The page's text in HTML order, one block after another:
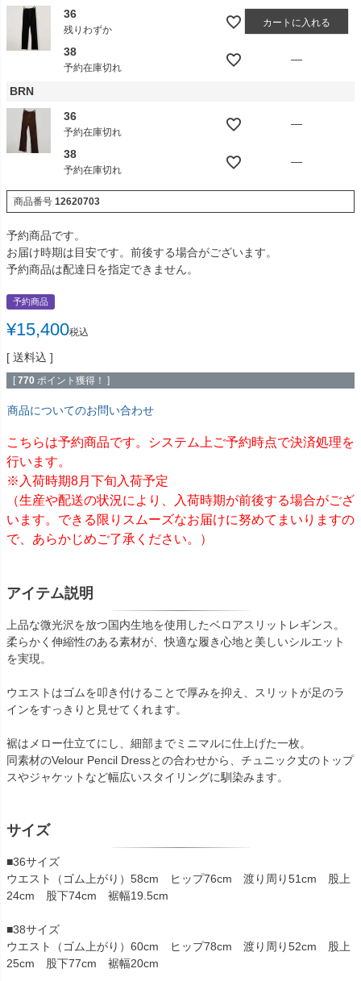
36
残りわずか
カートに入れる
38
予約在庫切れ
—
BRN
36
予約在庫切れ
—
38
予約在庫切れ
—
商品番号 12620703
予約商品です。
お届け時期は目安です。前後する場合がございます。
予約商品は配達日を指定できません。
予約商品
¥15,400税込
送料込
[ 770 ポイント獲得！ ]
商品についてのお問い合わせ
こちらは予約商品です。システム上ご予約時点で決済処理を
行います。
※入荷時期8月下旬入荷予定
（生産や配送の状況により、入荷時期が前後する場合がござ
います。できる限りスムーズなお届けに努めてまいりますの
で、あらかじめご了承ください。）
アイテム説明
上品な微光沢を放つ国内生地を使用したベロアスリットレギンス。
柔らかく伸縮性のある素材が、快適な履き心地と美しいシルエット
を実現。
ウエストはゴムを叩き付けることで厚みを抑え、スリットが足のラ
インをすっきりと見せてくれます。
裾はメロー仕立てにし、細部までミニマルに仕上げた一枚。
同素材のVelour Pencil Dressとの合わせから、チュニック丈のトップ
スやジャケットなど幅広いスタイリングに馴染みます。
サイズ
■36サイズ
ウエスト（ゴム上がり）58cm ヒップ76cm 渡り周り51cm 股上
24cm 股下74cm 裾幅19.5cm
■38サイズ
ウエスト（ゴム上がり）60cm ヒップ78cm 渡り周り52cm 股上
25cm 股下77cm 裾幅20cm